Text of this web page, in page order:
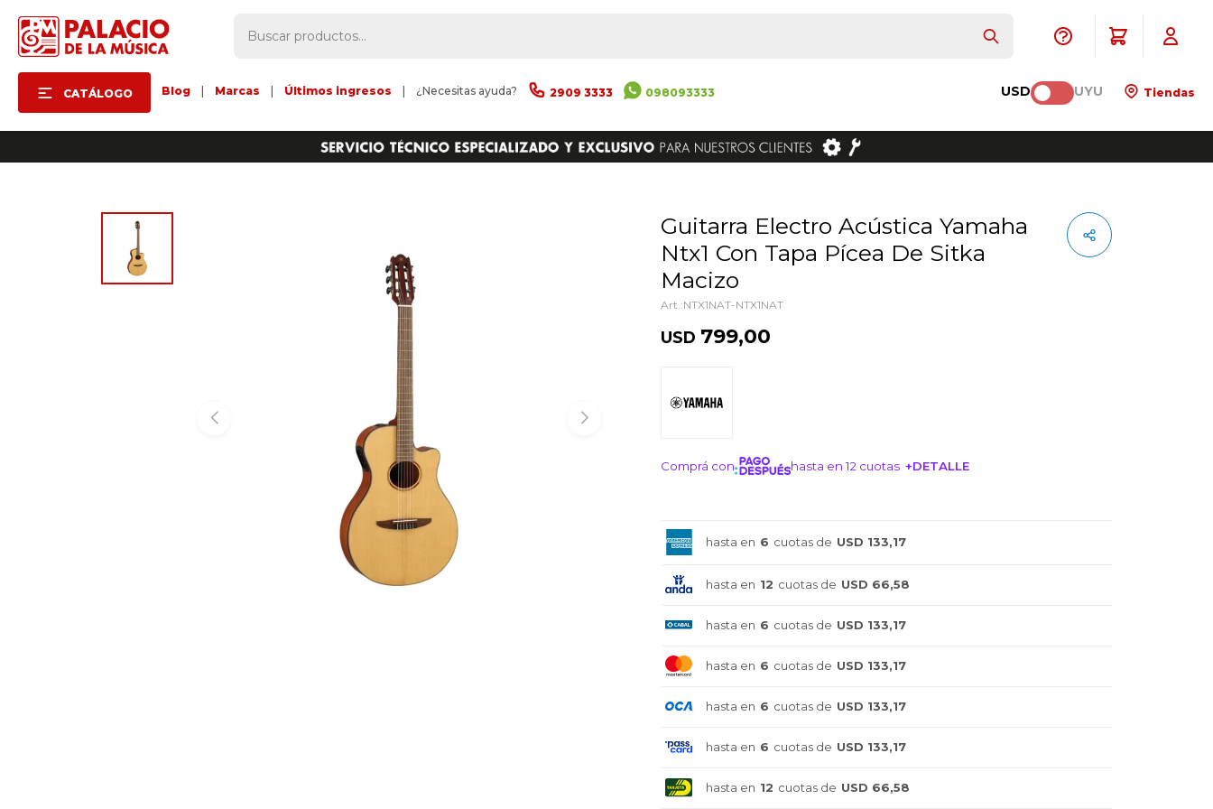
CATÁLOGO Blog Marcas Últimos ingresos ¿Necesitas ayuda? 2909 3333 098093333 USD UYU Tiendas
Guitarra Electro Acústica Yamaha
Ntx1 Con Tapa Pícea De Sitka
Macizo
NTX1NAT-NTX1NAT
USD 799,00
Comprá con hasta en 12 cuotas +DETALLE
hasta en 6 cuotas de USD 133,17
hasta en 12 cuotas de USD 66,58
hasta en 6 cuotas de USD 133,17
hasta en 6 cuotas de USD 133,17
hasta en 6 cuotas de USD 133,17
hasta en 6 cuotas de USD 133,17
hasta en 12 cuotas de USD 66,58